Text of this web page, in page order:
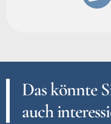
Das könnte
auch